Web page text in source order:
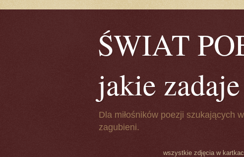
ŚWIAT
jakie
Dla miłośników poezji szukających
zagubieni.
wszystkie zdjęcia w